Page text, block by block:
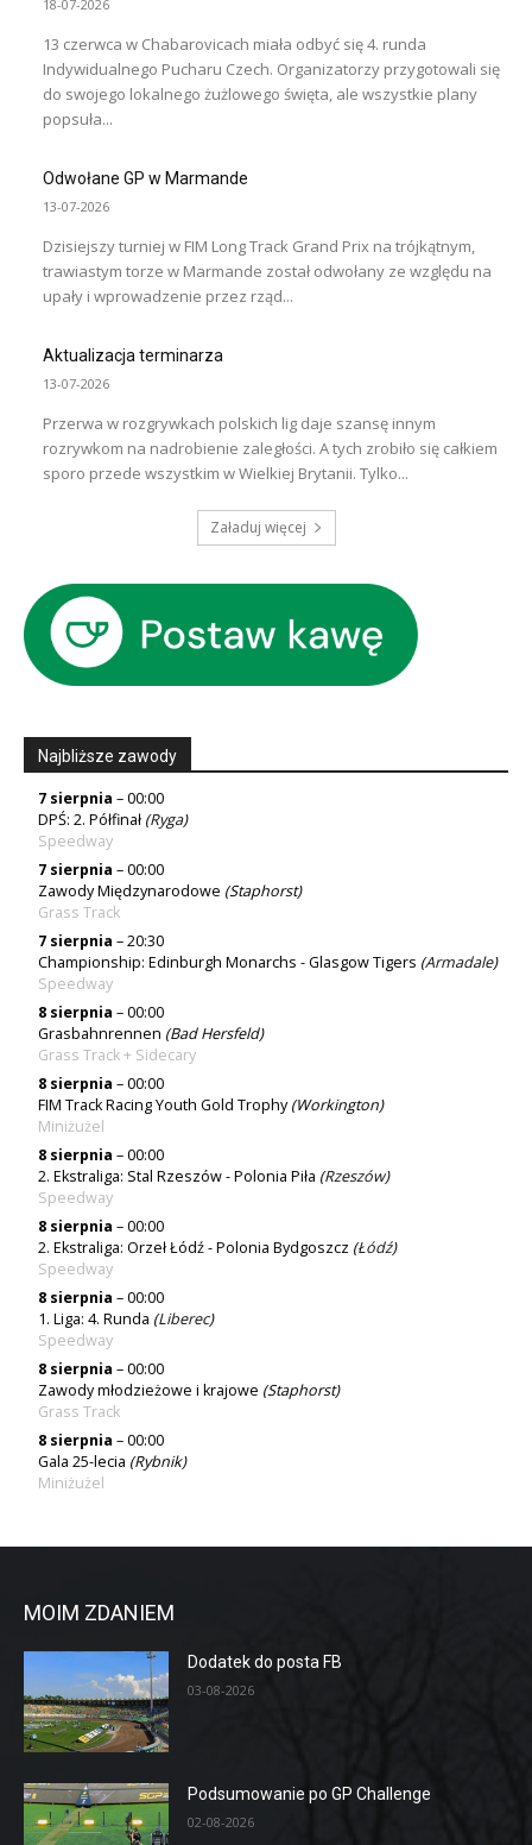
18-07-2026
13 czerwca w Chabarovicach miała odbyć się 4. runda
Indywidualnego Pucharu Czech. Organizatorzy przygotowali się
do swojego lokalnego żużlowego święta, ale wszystkie plany
popsuła...
Odwołane GP w Marmande
13-07-2026
Dzisiejszy turniej w FIM Long Track Grand Prix na trójkątnym,
trawiastym torze w Marmande został odwołany ze względu na
upały i wprowadzenie przez rząd...
Aktualizacja terminarza
13-07-2026
Przerwa w rozgrywkach polskich lig daje szansę innym
rozrywkom na nadrobienie zaległości. A tych zrobiło się całkiem
sporo przede wszystkim w Wielkiej Brytanii. Tylko...
Załaduj więcej
Najbliższe zawody
7 sierpnia – 00:00
DPŚ: 2. Półfinał(Ryga)
Speedway
7 sierpnia – 00:00
Zawody Międzynarodowe (Staphorst)
Grass Track
7 sierpnia – 20:30
Championship: Edinburgh Monarchs - Glasgow Tigers (Armadale)
Speedway
8 sierpnia – 00:00
Grasbahnrennen (Bad Hersfeld)
Grass Track + Sidecary
8 sierpnia – 00:00
FIM Track Racing Youth Gold Trophy(Workington)
Miniżużel
8 sierpnia – 00:00
2. Ekstraliga: Stal Rzeszów - Polonia Piła (Rzeszów)
Speedway
8 sierpnia – 00:00
2. Ekstraliga: Orzeł Łódź - Polonia Bydgoszcz (Łódź)
Speedway
8 sierpnia – 00:00
1. Liga: 4. Runda (Liberec)
Speedway
8 sierpnia – 00:00
Zawody młodzieżowe i krajowe (Staphorst)
Grass Track
8 sierpnia – 00:00
Gala 25-lecia (Rybnik)
Miniżużel
MOIM ZDANIEM
Dodatek do posta FB
03-08-2026
Podsumowanie po GP Challenge
02-08-2026